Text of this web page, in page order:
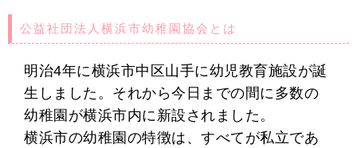
公益社団法人横浜市幼稚園協会とは
明治4年に横浜市中区山手に幼児教育施設が誕
生しました。それから今日までの間に多数の
幼稚園が横浜市内に新設されました。
横浜市の幼稚園の特徴は、すべてが私立であ